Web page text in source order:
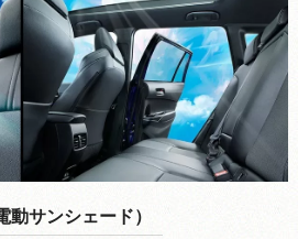
サンシェード）